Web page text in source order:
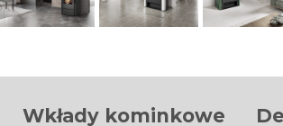
Wkłady kominkowe